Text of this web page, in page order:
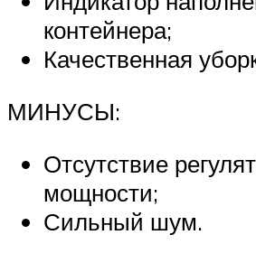
контейнера;
Качественная
МИНУСЫ:
Отсутствие
мощности;
Сильный шум.